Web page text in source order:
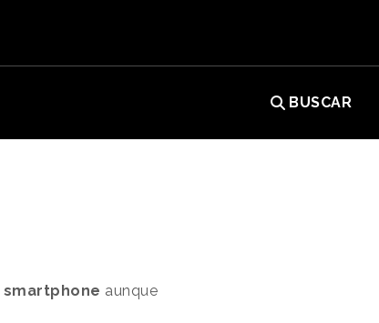
BUSCAR
smartphone aunque